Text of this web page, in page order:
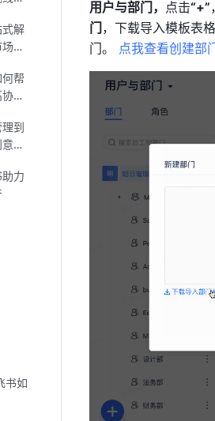
解
变
帮
作
到
萌
力
书如
用户与部门， 点击“+”
门 ，下载导入模板表
门。 点我查看创建部